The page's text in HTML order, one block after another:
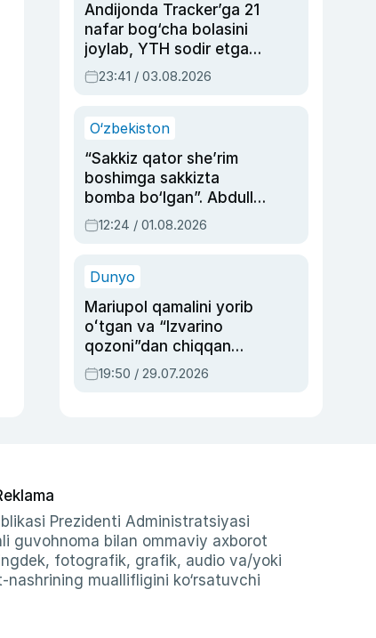
Andijonda Tracker’ga 21
nafar bog‘cha bolasini
joylab, YTH sodir etgan
ayolga sud hukmi o‘qildi
23:41 / 03.08.2026
O‘zbekiston
“Sakkiz qator she’rim
boshimga sakkizta
bomba bo‘lgan”. Abdulla
Oripovni siyosiy
ayblovlardan asrab
12:24 / 01.08.2026
Dunyo
Mariupol qamalini yorib
oʻtgan va “Izvarino
qozoni”dan chiqqan
qahramon — Ukraina
armiyasi bosh
19:50 / 29.07.2026
Prezidenti Administratsiyasi
guvohnoma bilan ommaviy axborot
fotografik, grafik, audio va/yoki
muallifligini ko‘rsatuvchi